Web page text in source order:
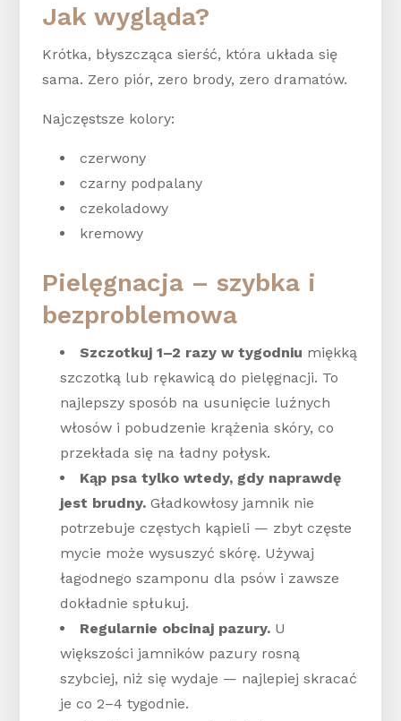
Jak wygląda?
Krótka, błyszcząca sierść, która układa się
sama. Zero piór, zero brody, zero dramatów.
Najczęstsze kolory:
czerwony
czarny podpalany
czekoladowy
kremowy
Pielęgnacja – szybka i
bezproblemowa
Szczotkuj 1–2 razy w tygodniu miękką
szczotką lub rękawicą do pielęgnacji. To
najlepszy sposób na usunięcie luźnych
włosów i pobudzenie krążenia skóry, co
przekłada się na ładny połysk.
Kąp psa tylko wtedy, gdy naprawdę
jest brudny. Gładkowłosy jamnik nie
potrzebuje częstych kąpieli — zbyt częste
mycie może wysuszyć skórę. Używaj
łagodnego szamponu dla psów i zawsze
dokładnie spłukuj.
Regularnie obcinaj pazury. U
większości jamników pazury rosną
szybciej, niż się wydaje — najlepiej skracać
je co 2–4 tygodnie.